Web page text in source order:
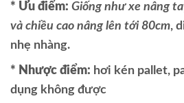
* Ưu điểm: Giống như xe nâng
và chiều cao nâng lên tới 80cm,
nhẹ nhàng.
* Nhược điểm: hơi kén pallet,
dụng không được